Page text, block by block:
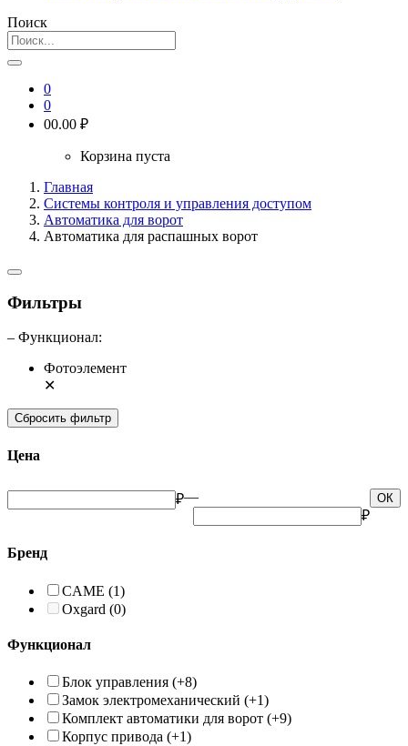
Поиск
0
0
00.00 ₽
Корзина пуста
Главная
Системы контроля и управления доступом
Автоматика для ворот
Автоматика для распашных ворот
Фильтры
– Функционал:
Фотоэлемент
✕
Сбросить фильтр
Цена
₽— ОК
₽
Бренд
CAME (1)
Oxgard (0)
Функционал
Блок управления (+8)
Замок электромеханический (+1)
Комплект автоматики для ворот (+9)
Корпус привода (+1)